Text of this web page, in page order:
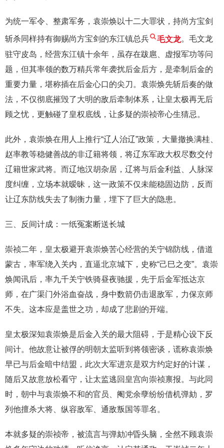
为统一军令、整肃军务，袁崇焕以十二大罪状，持尚方宝剑
斩杀同样持有御赐尚方宝剑的东江镇总兵 毛文龙。毛文龙
驻守皮岛，经营东江镇十余年，虽存在跋扈、虚报军功等问
题，但其率领的数万精兵常年袭扰后金后方，是牵制后金的
重要力量，堪称插在后金心口的尖刀。袁崇焕先斩后奏的做
法，不仅彻底摧毁了大明的敌后牵制体系，让皇太极再无后
顾之忧，更触碰了皇权底线，让多疑的崇祯帝心生猜忌。
此外，袁崇焕在用人上推行“辽人治辽”政策，大量撤换满桂、
赵率教等稳健善战的非辽籍将领，将辽东军政大权尽数交付
辽籍世家武将。而辽地汉胡杂居，辽将与后金利益、人脉深
度纠缠，立场本就暧昧，这一政策不仅未能稳固边防，反而
让辽东防线失去了制衡力量，埋下了巨大的隐患。
三、反间计成：一纸冤案断送长城
崇祯二年，皇太极避开袁崇焕苦心经营的关宁锦防线，借道
蒙古，率军绕入关内，直逼北京城下，史称“己巳之变”。袁崇
焕闻讯后，率九千关宁铁骑昼夜驰援，先于后金军抵达京
师，在广渠门外浴血奋战，身中数箭仍击退敌军，力保京师
不失。这本应是盖世之功，却成了悲剧的开端。
皇太极深知袁崇焕是后金入关的最大阻碍，于是精心设下反
间计。他故意让被俘的明朝太监听到将领密谈，谎称袁崇焕
早已与后金暗中结盟，此次大军进京是双方约定好的计谋，
随后又故意放松看守，让太监逃回皇宫向崇祯禀报。与此同
时，朝中与袁崇焕不和的官员、阉党余孽纷纷借机弹劾，罗
列他擅杀大将、纵容敌军、通敌叛国等罪名。
本就多疑的崇祯帝，被流言与弹劾冲昏头脑，全然不顾袁崇